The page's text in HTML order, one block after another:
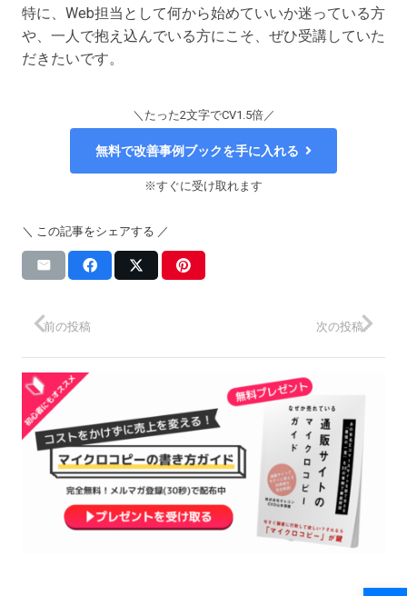
特に、Web担当として何から始めていいか迷っている方
や、一人で抱え込んでいる方にこそ、ぜひ受講していた
だきたいです。
＼たった2文字でCV1.5倍／
無料で改善事例ブックを手に入れる
※すぐに受け取れます
＼ この記事をシェアする ／
前の投稿 次の投稿